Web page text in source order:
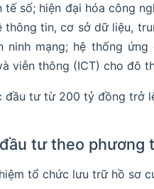
số; hiện đại hóa công
tin, cơ sở dữ liệu,
ninh mạng; hệ thống
viễn thông (ICT) cho đô
đầu tư từ 200 tỷ đồng trở
tư theo phương
tổ chức lưu trữ hồ sơ